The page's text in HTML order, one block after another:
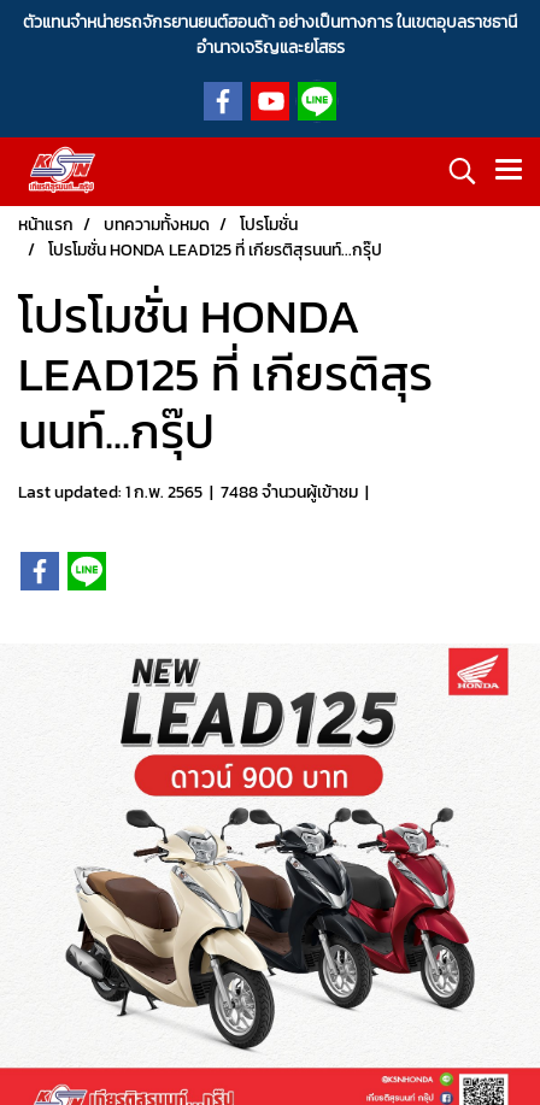
ตัวแทนจำหน่ายรถจักรยานยนต์ฮอนด้า อย่างเป็นทางการ ในเขตอุบลราชธานี
อำนาจเจริญและยโสธร
หน้าแรก บทความทั้งหมด
โปรโมชั่น
โปรโมชั่น HONDA LEAD125 ที่ เกียรติสุรนนท์...กรุ๊ป
โปรโมชั่น HONDA
LEAD125 ที่ เกียรติสุร
นนท์...กรุ๊ป
Last updated: 1 ก.พ. 2565 | 7488 จำนวนผู้เข้าชม |